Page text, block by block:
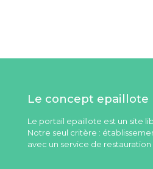
Le concept epaillote
Le portail epaillote est un site
Notre seul critère :
avec un service de